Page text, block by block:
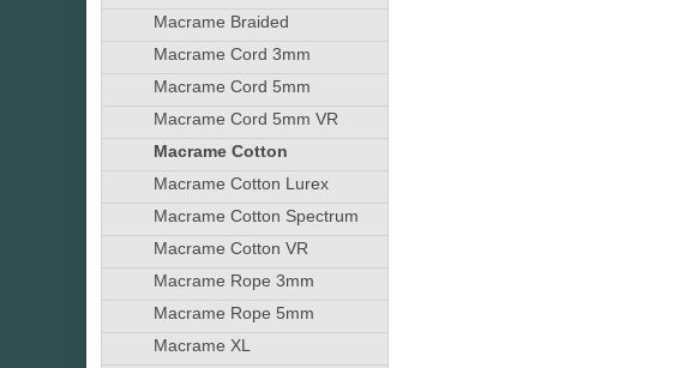
Macrame Braided
Macrame Cord 3mm
Macrame Cord 5mm
Macrame Cord 5mm VR
Macrame Cotton
Macrame Cotton Lurex
Macrame Cotton Spectrum
Macrame Cotton VR
Macrame Rope 3mm
Macrame Rope 5mm
Macrame XL